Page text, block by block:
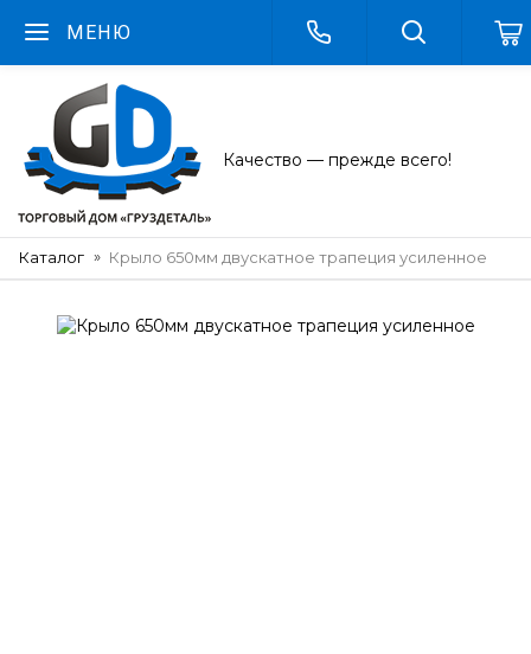
МЕНЮ
Качество — прежде всего!
Каталог Крыло 650мм двускатное трапеция усиленное